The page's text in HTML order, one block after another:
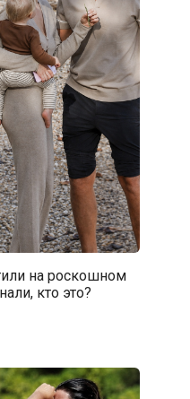
на роскошном
кто это?